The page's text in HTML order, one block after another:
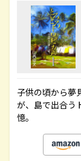
子供の頃から夢
が、島で出合う
憶。